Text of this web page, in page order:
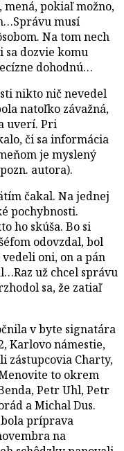
pokiaľ možno,
musí
Na tom nech
sa dozvie komu
dohodnú…
nikto nič nevedel
natoľko závažná,
uverí. Pri
či sa informácia
je myslený
autora).
čakal. Na jednej
pochybnosti.
ho skúša. Bo si
odovzdal, bol
oni, on a pán
už chcel správu
sa, že zatiaľ
v byte signatára
Karlovo námestie,
zástupcovia Charty,
to okrem
Petr Uhl, Petr
a Michal Dus.
príprava
na